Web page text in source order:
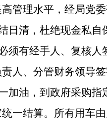
管理水平，经局党
日清，杜绝现金私自
须有经手人、复核
人、分管财务领导
加油，到政府采购
一结算。所有用车由